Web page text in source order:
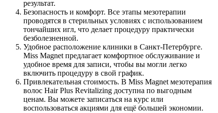
результат.
Безопасность и комфорт. Все этапы мезотерапии
проводятся в стерильных условиях с использованием
тончайших игл, что делает процедуру практически
безболезненной.
Удобное расположение клиники в Санкт-Петербурге.
Miss Magnet предлагает комфортное обслуживание и
удобное время для записи, чтобы вы могли легко
включить процедуру в свой график.
Привлекательная стоимость. В Miss Magnet мезотерапия
волос Hair Plus Revitalizing доступна по выгодным
ценам. Вы можете записаться на курс или
воспользоваться акциями для ещё большей экономии.